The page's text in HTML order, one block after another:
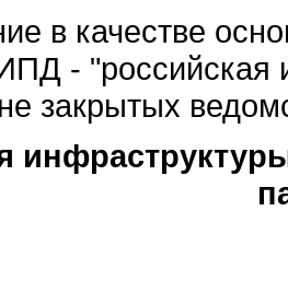
в качестве
- "российская
закрытых